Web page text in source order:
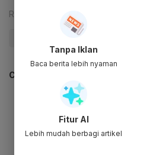
Reporter: Antara
#PDIP
CEK JUGA DATA INI
Tanpa Iklan
Baca berita lebih nyaman
Fitur AI
Lebih mudah berbagi artikel